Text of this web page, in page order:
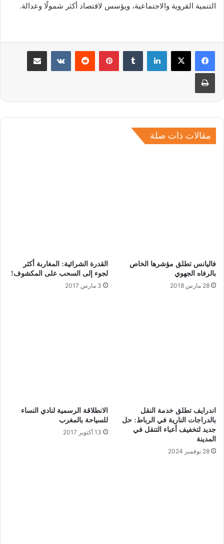
التنمية القروية والاجتماعية، ويؤسس لاقتصاد أكثر شمولًا وعدالة.
لينكدإن بينتيريست مشاركة عبر البريد
طباعة
مقالات ذات صلة
فاليانس تطلق مؤشرها الخاص
بالرفاه الجهوي
28 مارس 2018
القدرة الشرائية: المغاربة أكثر
لجوء إلى السحب على المكشوف!
3 مارس 2017
اندرايف تطلق خدمة النقل
بالدراجات النارية في الرباط: حل
جديد لتخفيف أعباء التنقل في
المدينة
28 نوفمبر 2024
الانطلاقة الرسمية لنادي النساء
للسياحة بالمغرب
13 أكتوبر 2017